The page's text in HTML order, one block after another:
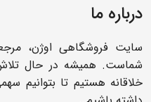
درباره ما
سایت فروشگاهی اوژن،
شماست. همیشه در حال
خلاقانه هستیم تا بتوانیم